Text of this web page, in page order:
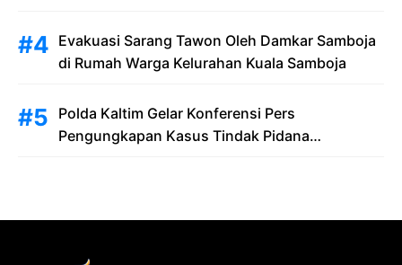
Evakuasi Sarang Tawon Oleh Damkar Samboja
di Rumah Warga Kelurahan Kuala Samboja
Polda Kaltim Gelar Konferensi Pers
Pengungkapan Kasus Tindak Pidana